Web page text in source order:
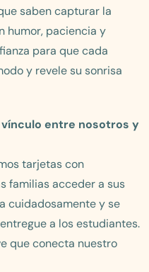
saben capturar la
humor, paciencia y
para que cada
y revele su sonrisa
entre nosotros y
tarjetas con
familias acceder a sus
cuidadosamente y se
a los estudiantes.
que conecta nuestro